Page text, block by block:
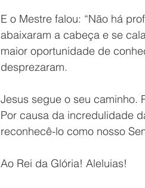
E o Mestre falou: “Não há
abaixaram a cabeça e se
maior oportunidade de
desprezaram.
Jesus segue o seu caminho.
Por causa da incredulidade
reconhecê-lo como nosso
Ao Rei da Glória! Aleluias!